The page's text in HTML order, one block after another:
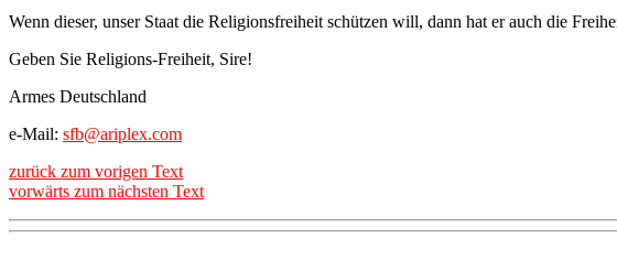
Wenn dieser, unser Staat die Religionsfreiheit schützen will, dann hat er auch die
Geben Sie Religions-Freiheit, Sire!
Armes Deutschland
e-Mail: sfb@ariplex.com
zurück zum vorigen Text
vorwärts zum nächsten Text